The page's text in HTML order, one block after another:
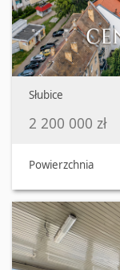
Słubice
2 200 000 zł
Powierzchnia